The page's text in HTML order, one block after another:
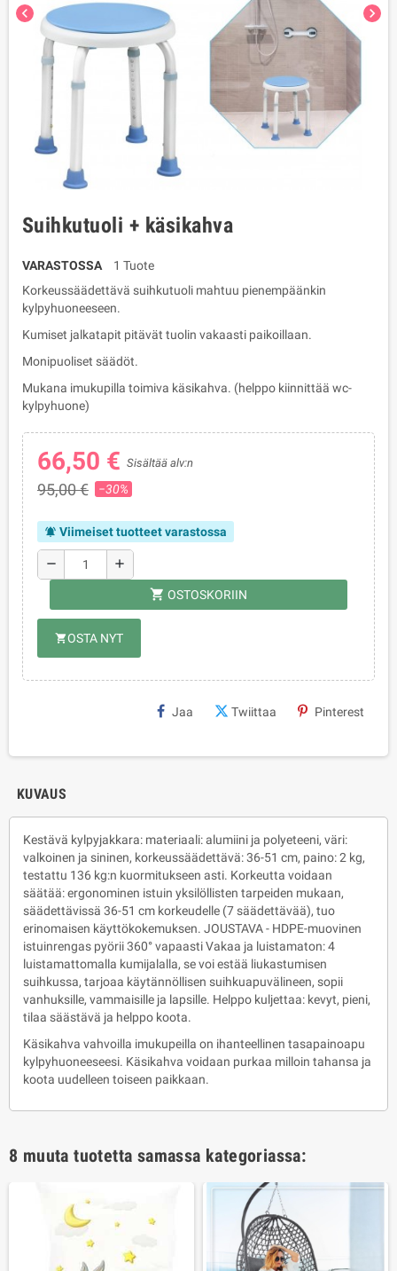
chevron_left chevron_right
Suihkutuoli + käsikahva
VARASTOSSA
1 Tuote
Korkeussäädettävä suihkutuoli mahtuu pienempäänkin
kylpyhuoneeseen.
Kumiset jalkatapit pitävät tuolin vakaasti paikoillaan.
Monipuoliset säädöt.
Mukana imukupilla toimiva käsikahva. (helppo kiinnittää wc-
kylpyhuone)
66,50 € Sisältää alv:n
95,00 € −30%
notifications_active Viimeiset tuotteet varastossa
remove add
shopping_cart OSTOSKORIIN
shopping_cartOSTA NYT
Jaa Twiittaa Pinterest
KUVAUS
Kestävä kylpyjakkara: materiaali: alumiini ja polyeteeni, väri:
valkoinen ja sininen, korkeussäädettävä: 36-51 cm, paino: 2 kg,
testattu 136 kg:n kuormitukseen asti. Korkeutta voidaan
säätää: ergonominen istuin yksilöllisten tarpeiden mukaan,
säädettävissä 36-51 cm korkeudelle (7 säädettävää), tuo
erinomaisen käyttökokemuksen. JOUSTAVA - HDPE-muovinen
istuinrengas pyörii 360° vapaasti Vakaa ja luistamaton: 4
luistamattomalla kumijalalla, se voi estää liukastumisen
suihkussa, tarjoaa käytännöllisen suihkuapuvälineen, sopii
vanhuksille, vammaisille ja lapsille. Helppo kuljettaa: kevyt, pieni,
tilaa säästävä ja helppo koota.
Käsikahva vahvoilla imukupeilla on ihanteellinen tasapainoapu
kylpyhuoneeseesi. Käsikahva voidaan purkaa milloin tahansa ja
koota uudelleen toiseen paikkaan.
8 muuta tuotetta samassa kategoriassa: